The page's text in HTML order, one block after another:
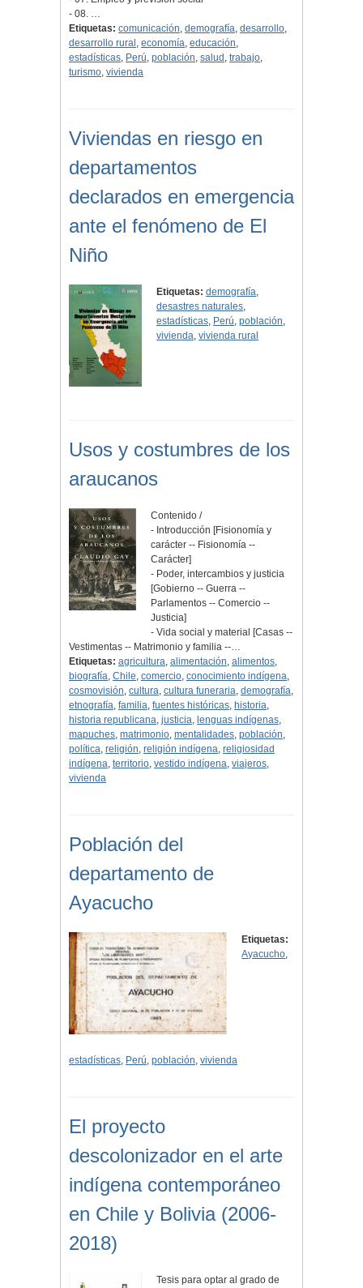
- 08. …
Etiquetas: comunicación, demografía, desarrollo,
desarrollo rural , economía, educación,
estadísticas, Perú, población, salud , trabajo,
turismo, vivienda
Viviendas en riesgo en
departamentos
declarados en emergencia
ante el fenómeno de El
Niño
Etiquetas: demografía,
desastres naturales,
estadísticas, Perú,población,
vivienda,vivienda rural
Usos y costumbres de los
araucanos
Contenido /
- Introducción [Fisionomía y
carácter -- Fisionomía --
Carácter]
- Poder, intercambios y justicia
[Gobierno -- Guerra --
Parlamentos -- Comercio --
Justicia]
- Vida social y material [Casas --
Vestimentas -- Matrimonio y familia --…
Etiquetas: agricultura, alimentación, alimentos,
biografía, Chile, comercio, conocimiento indígena,
cosmovisión, cultura, cultura funeraria, demografía,
etnografía, familia, fuentes históricas, historia,
historia republicana, justicia, lenguas indígenas,
mapuches, matrimonio, mentalidades, población,
política, religión, religión indígena, religiosidad
indígena, territorio, vestido indígena, viajeros,
vivienda
Población del
departamento de
Ayacucho
Etiquetas:
Ayacucho,
estadísticas, Perú, población, vivienda
El proyecto
descolonizador en el arte
indígena contemporáneo
en Chile y Bolivia (2006-
2018)
Tesis para optar al grado de